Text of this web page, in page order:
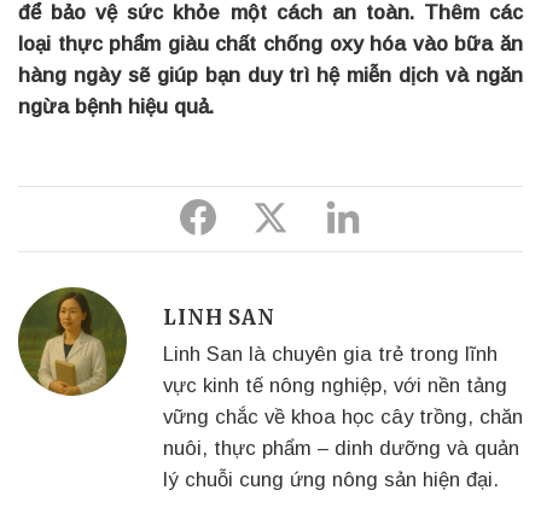
để bảo vệ sức khỏe một cách an toàn. Thêm các
loại thực phẩm giàu chất chống oxy hóa vào bữa ăn
hàng ngày sẽ giúp bạn duy trì hệ miễn dịch và ngăn
ngừa bệnh hiệu quả.
Share
Share
Share
LINH SAN
Linh San là chuyên gia trẻ trong lĩnh
vực kinh tế nông nghiệp, với nền tảng
vững chắc về khoa học cây trồng, chăn
nuôi, thực phẩm – dinh dưỡng và quản
lý chuỗi cung ứng nông sản hiện đại.